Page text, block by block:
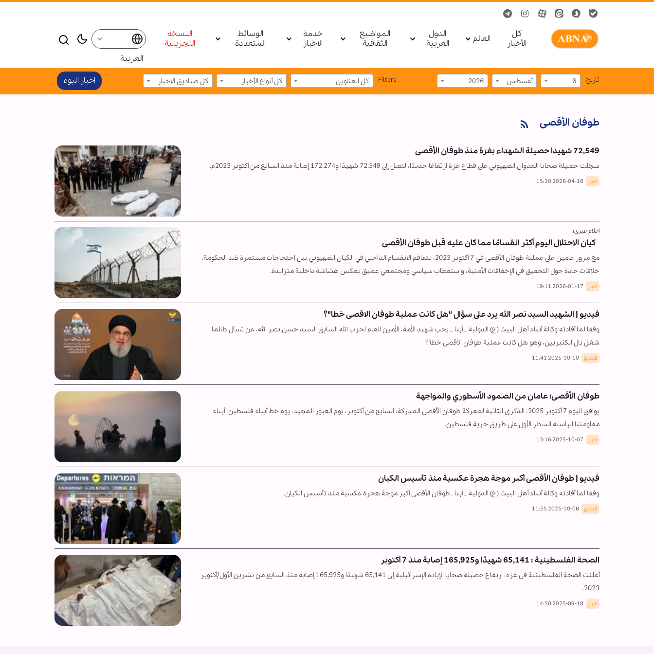
کل
الأخبار
العالم
الدول
العربیة
المواضيع
الثقافية
خدمة
الاخبار
الوسائط
المتعددة
النسخة
التجريبية
العربية
تاریخ 6 أغسطس 2026
Filters كل العناوين كل أنواع الأخبار كل صناديق الاخبار اخبار الیوم
طوفان الأقصى
72,549 شهيدا حصيلة الشهداء بغزة منذ طوفان الأقصى
سجّلت حصيلة ضحايا العدوان الصهيوني على قطاع غزة ارتفاعًا جديدًا، لتصل إلى 72,549 شهيدًا و172,274 إصابة منذ السابع من أكتوبر 2023م.
خبر 2026-04-18 15:20
اعلام عبري؛
كيان الاحتلال اليوم أكثر انقسامًا مما كان عليه قبل طوفان الأقصى
مع مرور عامين على عملية طوفان الأقصى في 7 أكتوبر 2023، يتفاقم الانقسام الداخلي في الكيان الصهيوني بين احتجاجات مستمرة ضد الحكومة،
خلافات حادة حول التحقيق في الإخفاقات الأمنية، واستقطاب سياسي ومجتمعي عميق يعكس هشاشة داخلية متزايدة.
خبر 2026-01-17 19:11
فيديو | الشهيد السيد نصر الله يرد على سؤال "هل كانت عملية طوفان الاقصى خطا"؟
وفقا لما أفادته وكالة أنباء أهل البيت (ع) الدولية ــ أبنا ــ يجب شهيد الأمة، الأمين العام لحزب الله السابق السيد حسن نصر الله، عن تسآل طالما
شغل بال الكثيريين، وهو هل كانت عملية طوفان الأقصى خطأ ؟
فيديو 2025-10-10 11:41
طوفان الأقصى؛ عامان من الصمود الأسطوري والمواجهة
يوافق اليوم 7 أكتوبر 2025، الذكرى الثانية لمعركة طوفان الأقصى المباركة، السابع من أكتوبر، يوم العبور المجيد، يوم خط أبناء فلسطين، أبناء
مقاومتنا الباسلة السطر الأول على طريق حرية فلسطين.
خبر 2025-10-07 13:16
فيديو | طوفان الأقصى أكبر موجة هجرة عكسية منذ تأسيس الكيان
وفقا لما أفادته وكالة أنباء أهل البيت (ع) الدولية ــ أبنا ـ طوفان الأقصى أكبر موجة هجرة عكسية منذ تأسيس الكيان.
فيديو 2025-10-06 11:55
الصحة الفلسطينية : 65,141 شهيدًا و165,925 إصابة منذ 7 أكتوبر
أعلنت الصحة الفلسطينية في غزة، ارتفاع حصيلة ضحايا الإبادة الإسرائيلية إلى 65,141 شهيدًا و165,925 إصابة منذ السابع من تشرين الأول/أكتوبر
2023.
خبر 2025-09-18 14:50